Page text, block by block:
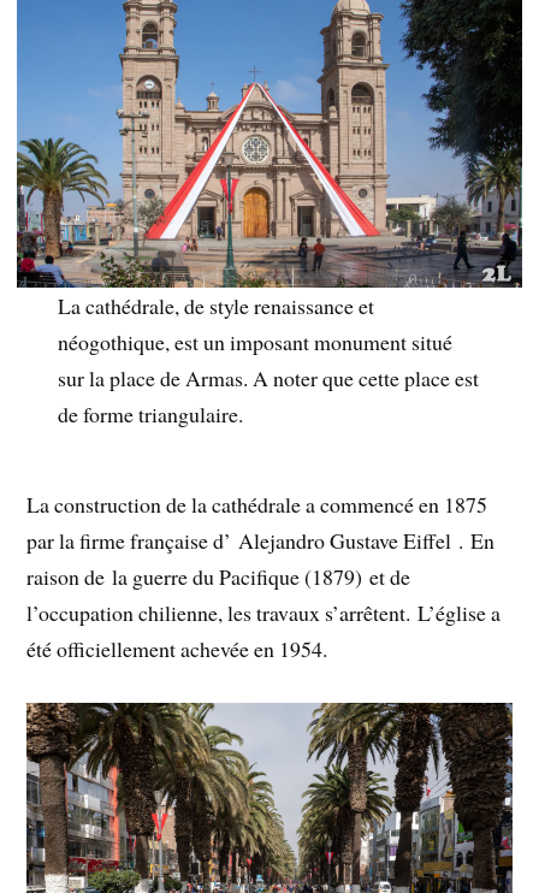
La cathédrale, de style renaissance et
néogothique, est un imposant monument situé
sur la place de Armas. A noter que cette place est
de forme triangulaire.
La construction de la cathédrale a commencé en 1875
par la firme française d’ Alejandro Gustave Eiffel . En
raison de la guerre du Pacifique (1879) et de
l’occupation chilienne, les travaux s’arrêtent. L’église a
été officiellement achevée en 1954.